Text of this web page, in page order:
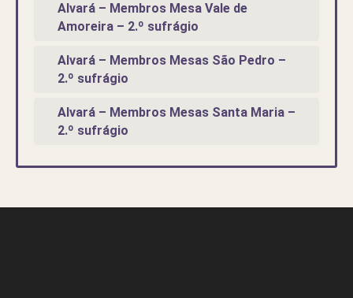
Alvará – Membros Mesa Vale de
Amoreira – 2.º sufrágio
Alvará – Membros Mesas São Pedro –
2.º sufrágio
Alvará – Membros Mesas Santa Maria –
2.º sufrágio